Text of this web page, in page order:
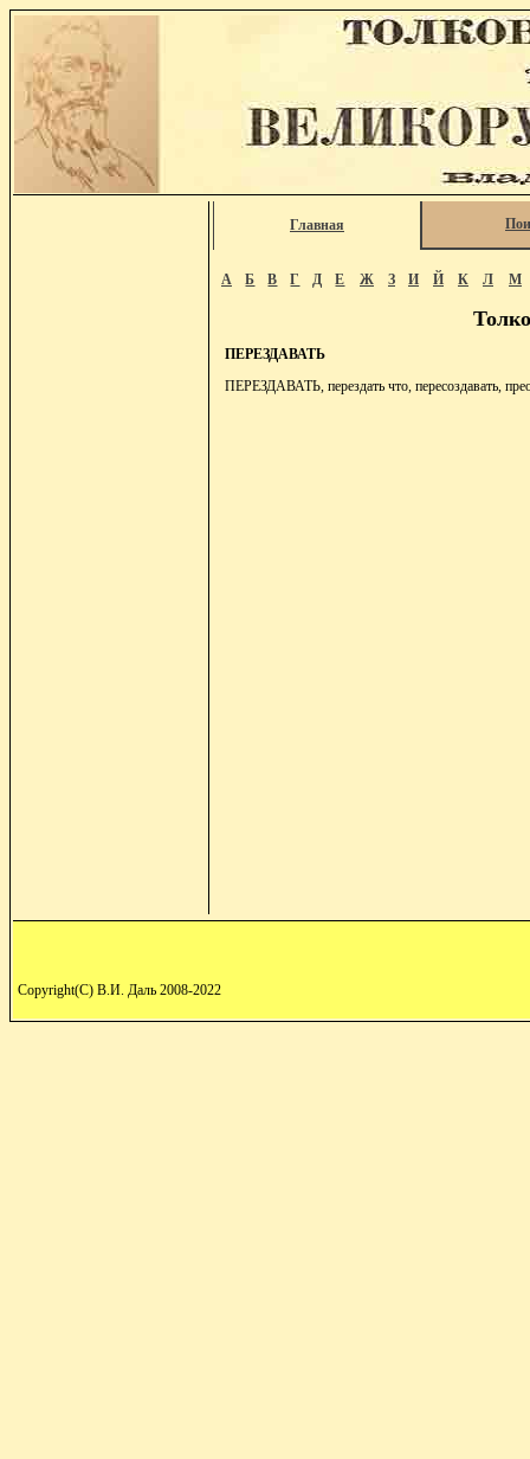
Главная
А Б В Г Д Е Ж З И Й К Л М
ПЕРЕЗДАВАТЬ
ПЕРЕЗДАВАТЬ, перездать что, пересоздавать,
Copyright(C) В.И. Даль 2008-2022